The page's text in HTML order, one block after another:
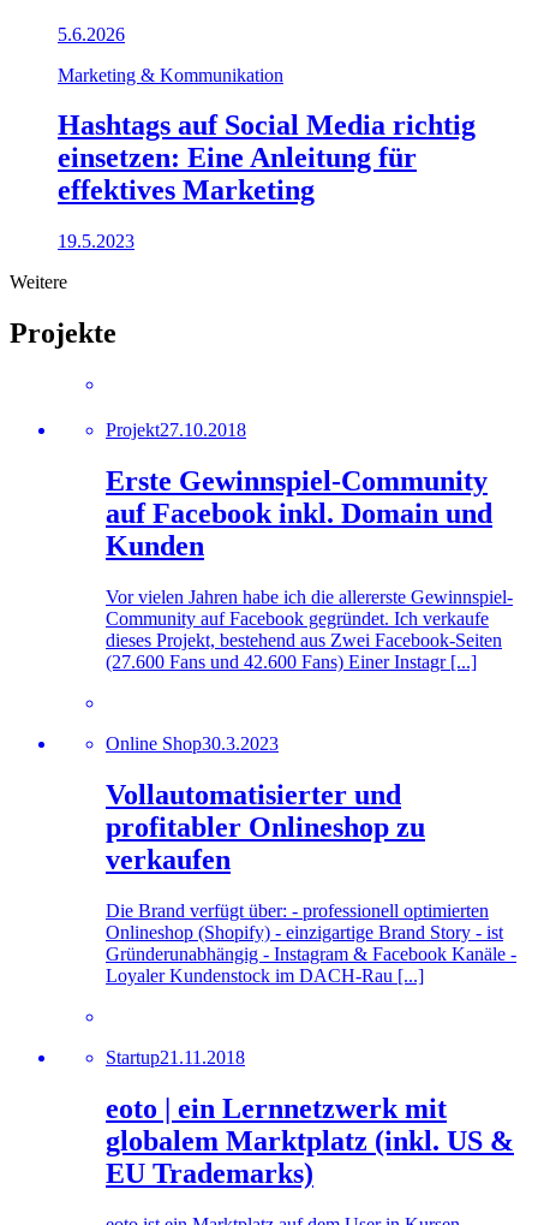
5.6.2026
Marketing & Kommunikation
Hashtags auf Social Media richtig
einsetzen: Eine Anleitung für
effektives Marketing
19.5.2023
Weitere
Projekte
Projekt27.10.2018
Erste Gewinnspiel-Community
auf Facebook inkl. Domain und
Kunden
Vor vielen Jahren habe ich die allererste Gewinnspiel-
Community auf Facebook gegründet. Ich verkaufe
dieses Projekt, bestehend aus Zwei Facebook-Seiten
(27.600 Fans und 42.600 Fans) Einer Instagr [...]
Online Shop30.3.2023
Vollautomatisierter und
profitabler Onlineshop zu
verkaufen
Die Brand verfügt über: - professionell optimierten
Onlineshop (Shopify) - einzigartige Brand Story - ist
Gründerunabhängig - Instagram & Facebook Kanäle -
Loyaler Kundenstock im DACH-Rau [...]
Startup21.11.2018
eoto | ein Lernnetzwerk mit
globalem Marktplatz (inkl. US &
EU Trademarks)